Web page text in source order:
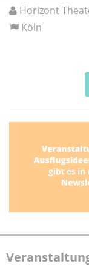
Horizont
Köln